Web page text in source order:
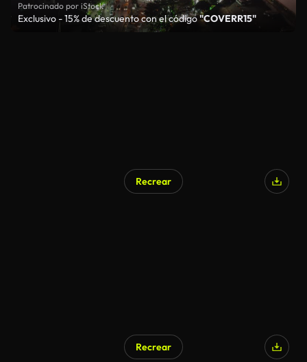
Patrocinado por iStock
Exclusivo - 15% de descuento con el código"COVERR15"
Recrear
Recrear